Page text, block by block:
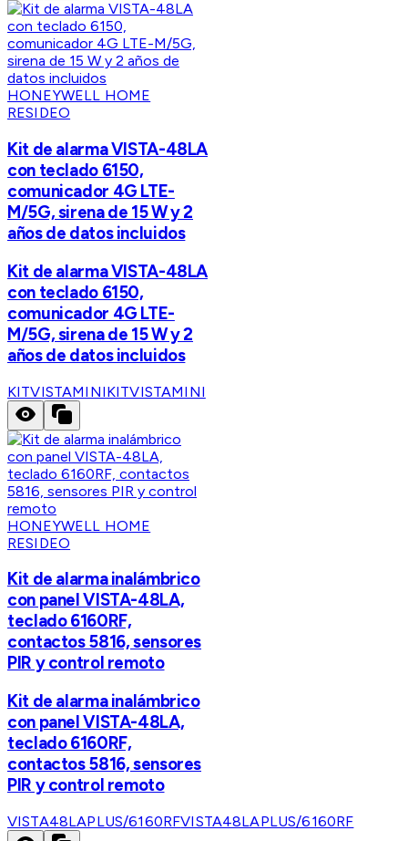
HONEYWELL HOME
RESIDEO
Kit de alarma VISTA-48LA
con teclado 6150,
comunicador 4G LTE-
M/5G, sirena de 15 W y 2
años de datos incluidos
Kit de alarma VISTA-48LA
con teclado 6150,
comunicador 4G LTE-
M/5G, sirena de 15 W y 2
años de datos incluidos
KITVISTAMINIKITVISTAMINI
HONEYWELL HOME
RESIDEO
Kit de alarma inalámbrico
con panel VISTA-48LA,
teclado 6160RF,
contactos 5816, sensores
PIR y control remoto
Kit de alarma inalámbrico
con panel VISTA-48LA,
teclado 6160RF,
contactos 5816, sensores
PIR y control remoto
VISTA48LAPLUS/6160RFVISTA48LAPLUS/6160RF